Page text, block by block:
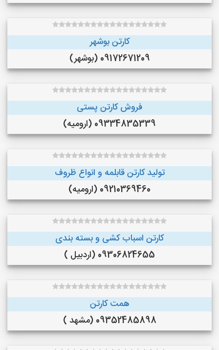
کارتن بوشهر
09172671209 (بوشهر)
فروش کارتن پستی
09334835339 (ارومیه)
تولید کارتن قابلمه و انواع ظروف
09210369460 (ارومیه)
کارتن اسباب کشی و بسته بندی
09306824655 (اردبیل )
همت کارتن
09352485898 (مشهد )